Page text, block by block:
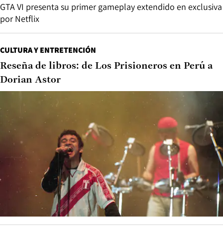
GTA VI presenta su primer gameplay extendido en exclusiva
por Netflix
CULTURA Y ENTRETENCIÓN
Reseña de libros: de Los Prisioneros en Perú a
Dorian Astor